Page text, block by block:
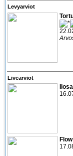
Levyarviot
Livearviot